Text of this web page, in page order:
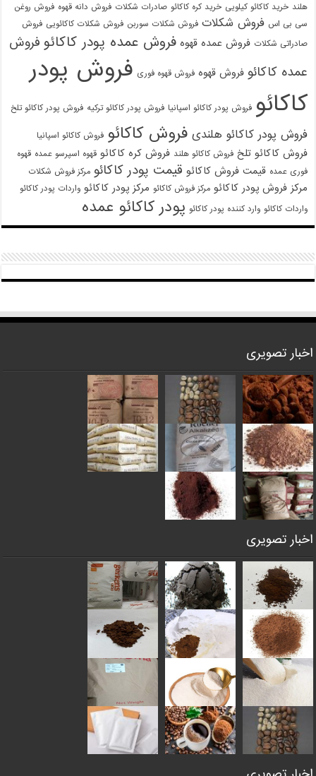
هلند خرید کاکائو کیلویی خرید کره کاکائو صادرات شکلات فروش دانه قهوه فروش روغن
سی بی اس فروش شکلات فروش شکلات سوربن فروش شکلات کاکائویی فروش
صادراتی شکلات فروش عمده قهوه فروش عمده پودر کاکائو فروش
عمده کاکائو فروش قهوه فروش قهوه فوری فروش پودر
کاکائو فروش پودر کاکائو اسپانیا فروش پودر کاکائو ترکیه فروش پودر کاکائو تلخ
فروش پودر کاکائو هلندی فروش کاکائو فروش کاکائو اسپانیا
فروش کاکائو تلخ فروش کاکائو هلند فروش کره کاکائو قهوه اسپرسو عمده قهوه
فوری عمده قیمت فروش کاکائو قیمت پودر کاکائو مرکز فروش شکلات
مرکز فروش پودر کاکائو مرکز فروش کاکائو مرکز پودر کاکائو واردات پودر کاکائو
واردات کاکائو وارد کننده پودر کاکائو پودر کاکائو عمده
اخبار تصویری
اخبار تصویری